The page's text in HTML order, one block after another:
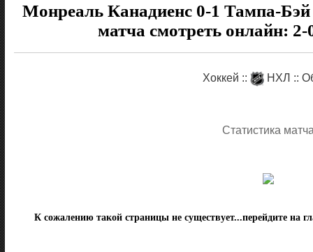
Монреаль Канадиенс 0-1 Тампа-
матча смотреть онлайн:
Хоккей :: НХЛ ::
Статистика
К сожалению такой страницы не существует...перейдите на